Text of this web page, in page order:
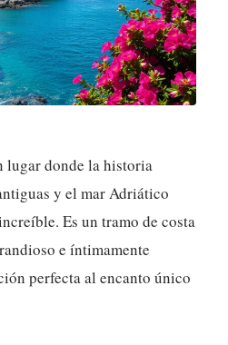
lugar donde la historia
y el mar Adriático
Es un tramo de costa
e íntimamente
perfecta al encanto único